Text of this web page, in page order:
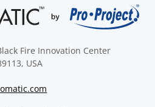
Fire Innovation Center
USA